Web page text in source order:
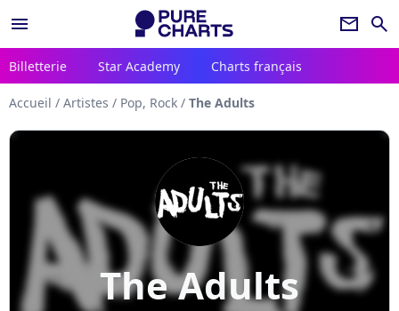
menu newsletter search
Billetterie Star Academy Charts français
Accueil / Artistes / Pop, Rock / The Adults
The Adults